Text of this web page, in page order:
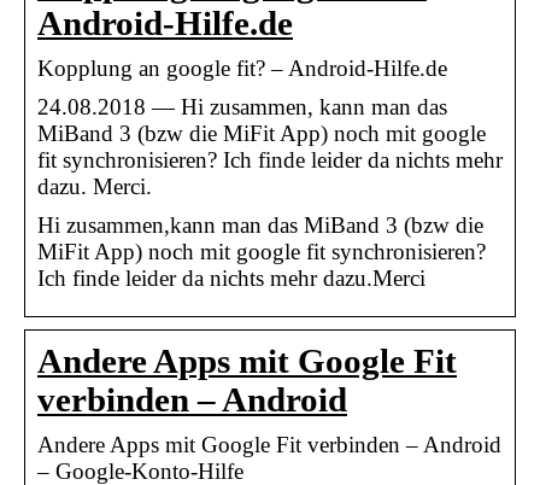
Android-Hilfe.de
Kopplung an google fit? – Android-Hilfe.de
24.08.2018 — Hi zusammen, kann man das
MiBand 3 (bzw die MiFit App) noch mit google
fit synchronisieren? Ich finde leider da nichts mehr
dazu. Merci.
Hi zusammen,kann man das MiBand 3 (bzw die
MiFit App) noch mit google fit synchronisieren?
Ich finde leider da nichts mehr dazu.Merci
Andere Apps mit Google Fit
verbinden – Android
Andere Apps mit Google Fit verbinden – Android
– Google-Konto-Hilfe